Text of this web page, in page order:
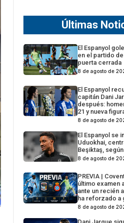
Últimas
El Espanyol
en el partido
puerta cerrada
8 de agosto de
El Espanyol
capitán Dani
después:
21 y nueva
8 de agosto de
El Espanyol se
Uduokhai,
Beşiktaş,
8 de agosto de
PREVIA |
último examen
ante un recién
ha reforzado a
8 de agosto de